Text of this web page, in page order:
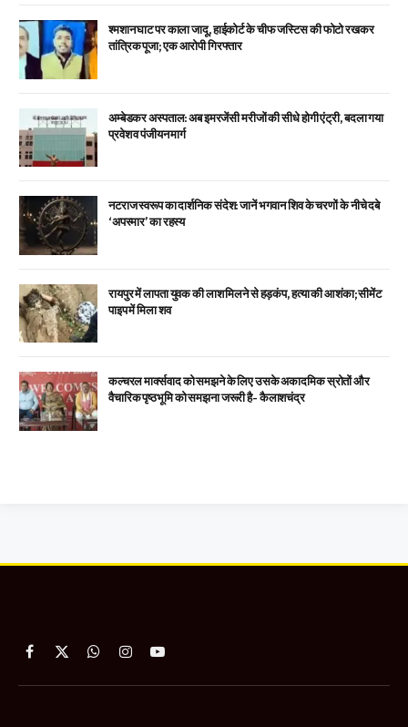
श्मशान घाट पर काला जादू, हाईकोर्ट के चीफ जस्टिस की फोटो रखकर
तांत्रिक पूजा; एक आरोपी गिरफ्तार
अम्बेडकर अस्पताल: अब इमरजेंसी मरीजों की सीधे होगी एंट्री, बदला गया
प्रवेश व पंजीयन मार्ग
नटराज स्वरूप का दार्शनिक संदेश: जानें भगवान शिव के चरणों के नीचे दबे
‘अपस्मार’ का रहस्य
रायपुर में लापता युवक की लाश मिलने से हड़कंप, हत्या की आशंका; सीमेंट
पाइप में मिला शव
कल्चरल मार्क्सवाद को समझने के लिए उसके अकादमिक स्रोतों और
वैचारिक पृष्ठभूमि को समझना जरूरी है- कैलाशचंद्र
Facebook
X
WhatsApp
InstagramYouTube